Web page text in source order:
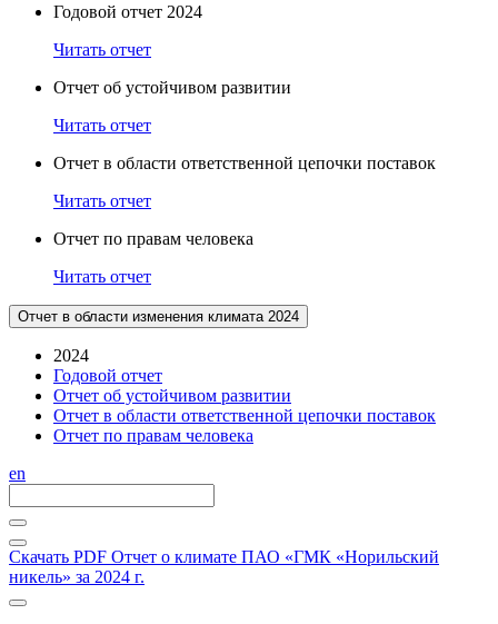
Годовой отчет 2024
Читать отчет
Отчет об устойчивом развитии
Читать отчет
Отчет в области ответственной цепочки поставок
Читать отчет
Отчет по правам человека
Читать отчет
Отчет в области изменения климата 2024
2024
Годовой отчет
Отчет об устойчивом развитии
Отчет в области ответственной цепочки поставок
Отчет по правам человека
en
Скачать PDF Отчет о климате ПАО «ГМК «Норильский
никель» за 2024 г.